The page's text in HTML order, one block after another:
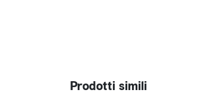
Prodotti simili